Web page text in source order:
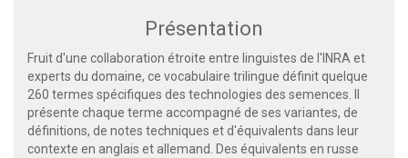
Présentation
Fruit d'une collaboration étroite entre linguistes de l'INRA et
experts du domaine, ce vocabulaire trilingue définit quelque
260 termes spécifiques des technologies des semences. Il
présente chaque terme accompagné de ses variantes, de
définitions, de notes techniques et d'équivalents dans leur
contexte en anglais et allemand. Des équivalents en russe